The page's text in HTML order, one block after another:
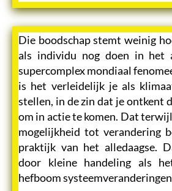
Die boodschap stemt weinig
als individu nog doen in het
supercomplex mondiaal
is het verleidelijk je als
stellen, in de zin dat je ontkent
om in actie te komen. Dat
mogelijkheid tot verandering
praktijk van het alledaagse.
door kleine handeling als
hefboom